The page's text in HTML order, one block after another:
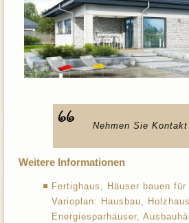
Nehmen Sie Kontakt
Weitere Informationen
Fertighaus, Häuser bauen
Varioplan: Hausbau,
Energiesparhäuser,